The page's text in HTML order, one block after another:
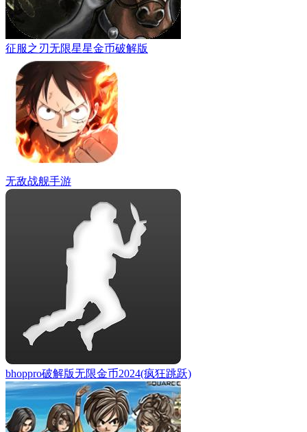
征服之刃无限星星金币破解版
无敌战舰手游
bhoppro破解版无限金币2024(疯狂跳跃)